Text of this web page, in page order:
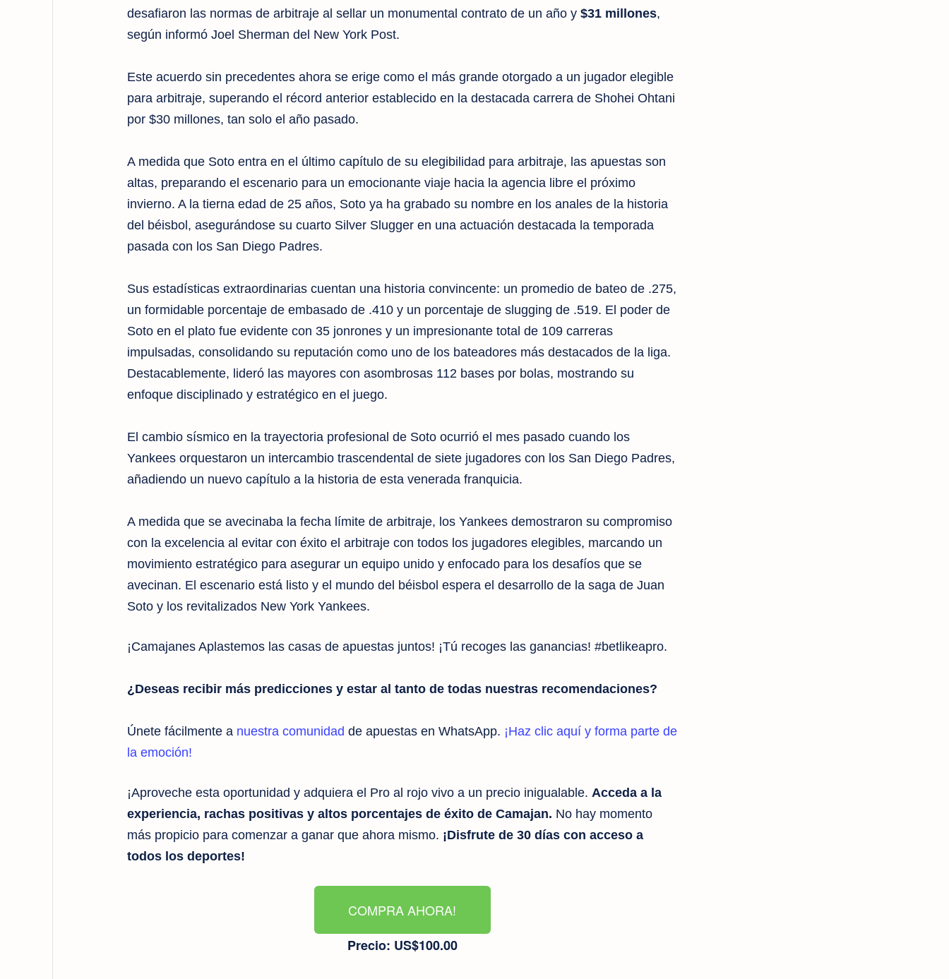
desafiaron las normas de arbitraje al sellar un monumental contrato de un año y $31 millones,
según informó Joel Sherman del New York Post.
Este acuerdo sin precedentes ahora se erige como el más grande otorgado a un jugador elegible
para arbitraje, superando el récord anterior establecido en la destacada carrera de Shohei Ohtani
por $30 millones, tan solo el año pasado.
A medida que Soto entra en el último capítulo de su elegibilidad para arbitraje, las apuestas son
altas, preparando el escenario para un emocionante viaje hacia la agencia libre el próximo
invierno. A la tierna edad de 25 años, Soto ya ha grabado su nombre en los anales de la historia
del béisbol, asegurándose su cuarto Silver Slugger en una actuación destacada la temporada
pasada con los San Diego Padres.
Sus estadísticas extraordinarias cuentan una historia convincente: un promedio de bateo de .275,
un formidable porcentaje de embasado de .410 y un porcentaje de slugging de .519. El poder de
Soto en el plato fue evidente con 35 jonrones y un impresionante total de 109 carreras
impulsadas, consolidando su reputación como uno de los bateadores más destacados de la liga.
Destacablemente, lideró las mayores con asombrosas 112 bases por bolas, mostrando su
enfoque disciplinado y estratégico en el juego.
El cambio sísmico en la trayectoria profesional de Soto ocurrió el mes pasado cuando los
Yankees orquestaron un intercambio trascendental de siete jugadores con los San Diego Padres,
añadiendo un nuevo capítulo a la historia de esta venerada franquicia.
A medida que se avecinaba la fecha límite de arbitraje, los Yankees demostraron su compromiso
con la excelencia al evitar con éxito el arbitraje con todos los jugadores elegibles, marcando un
movimiento estratégico para asegurar un equipo unido y enfocado para los desafíos que se
avecinan. El escenario está listo y el mundo del béisbol espera el desarrollo de la saga de Juan
Soto y los revitalizados New York Yankees.
¡Camajanes Aplastemos las casas de apuestas juntos! ¡Tú recoges las ganancias! #betlikeapro.
¿Deseas recibir más predicciones y estar al tanto de todas nuestras recomendaciones?
Únete fácilmente a nuestra comunidad de apuestas en WhatsApp. ¡Haz clic aquí y forma parte de
la emoción!
¡Aproveche esta oportunidad y adquiera el Pro al rojo vivo a un precio inigualable. Acceda a la
experiencia, rachas positivas y altos porcentajes de éxito de Camajan. No hay momento
más propicio para comenzar a ganar que ahora mismo. ¡Disfrute de 30 días con acceso a
todos los deportes!
COMPRA AHORA!
Precio: US$100.00